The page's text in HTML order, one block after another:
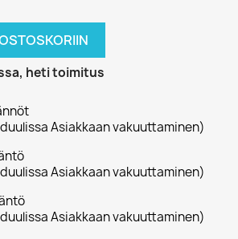
heti toimitus
Asiakkaan vakuuttaminen)
Asiakkaan vakuuttaminen)
Asiakkaan vakuuttaminen)